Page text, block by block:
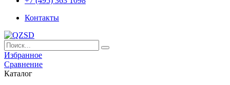
Контакты
Избранное
Сравнение
Каталог